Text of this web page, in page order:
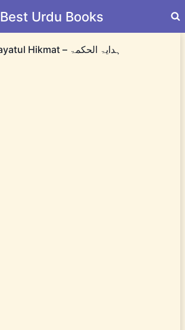
Best Urdu Books
Hidayatul Hikmat – ہدایۃ الحکمۃ